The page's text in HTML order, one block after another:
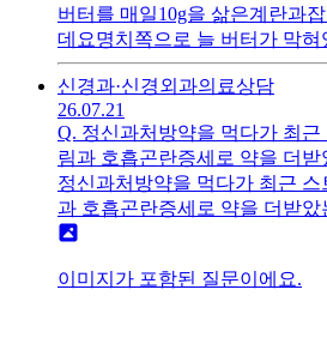
버터를 매일10g을 삶은계란과
데요명치쪽으로 늘 버터가 막
도 막힌듯한느낌으로 속이 더
맞는건가요 고기를 못먹으니 밥만먹으면 빨리허기가져
서 버터를 먹고나니 배고픔이덜
해서요
신경과·신경외과의료상담
26.07.21
Q. 정신과처방약을 먹다가 최
림과 호흡곤란증세로 약을 더받
정신과처방약을 먹다가 최근
과 호흡곤란증세로 약을 더받
거림과 호흡곤란은 나아지더라
자기 머리가 멍하니 다리에힘이풀려주저앉앗어요 바로
이미지가 포함된 질문이에요.